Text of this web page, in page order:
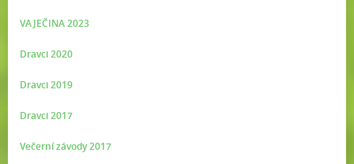
VAJEČINA 2023
Dravci 2020
Dravci 2019
Dravci 2017
Večerní závody 2017